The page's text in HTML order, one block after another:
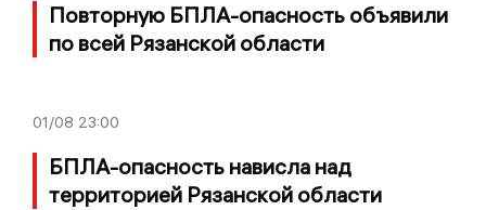
Повторную БПЛА-опасность объявили
по всей Рязанской области
01/08 23:00
БПЛА-опасность нависла над
территорией Рязанской области